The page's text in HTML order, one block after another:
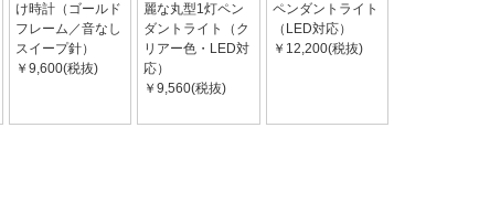
け時計（ゴールド
フレーム／音なし
スイープ針）
￥9,600(税抜)
麗な丸型1灯ペン
ダントライト（ク
リアー色・LED対
応）
￥9,560(税抜)
ペンダントライト
（LED対応）
￥12,200(税抜)